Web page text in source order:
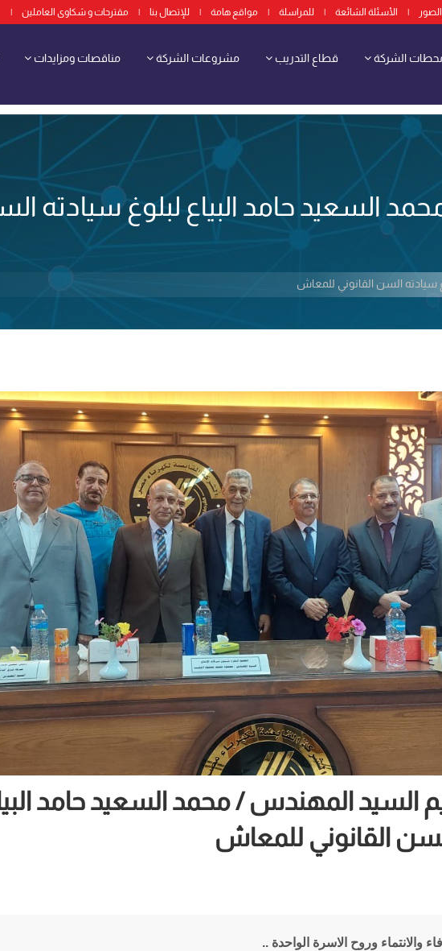
| الأسئلة الشائعة | للمراسلة | مواقع هامة | للإتصال بنا | مقترحات و شكاوى العاملين |
الشركة قطاع التدريب مشروعات الشركة مناقصات ومزايدات
السعيد حامد البياع لبلوغ سيادته
سيادته السن القانوني للمعاش
السيد المهندس / محمد السعيد حامد
القانوني للمعاش
والانتماء وروح الاسرة الواحدة ..